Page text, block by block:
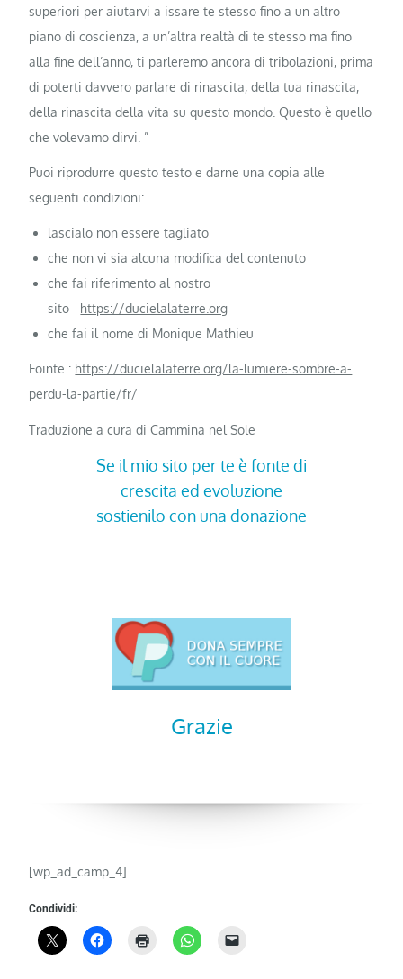
superiori per aiutarvi a issare te stesso fino a un altro
piano di coscienza, a un’altra realtà di te stesso ma fino
alla fine dell’anno, ti parleremo ancora di tribolazioni, prima
di poterti davvero parlare di rinascita, della tua rinascita,
della rinascita della vita su questo mondo. Questo è quello
che volevamo dirvi. ”
Puoi riprodurre questo testo e darne una copia alle
seguenti condizioni:
lascialo non essere tagliato
che non vi sia alcuna modifica del contenuto
che fai riferimento al nostro
sito https://ducielalaterre.org
che fai il nome di Monique Mathieu
Fointe : https://ducielalaterre.org/la-lumiere-sombre-a-
perdu-la-partie/fr/
Traduzione a cura di Cammina nel Sole
Se il mio sito per te è fonte di
crescita ed evoluzione
sostienilo con una donazione
Grazie
[wp_ad_camp_4]
Condividi: